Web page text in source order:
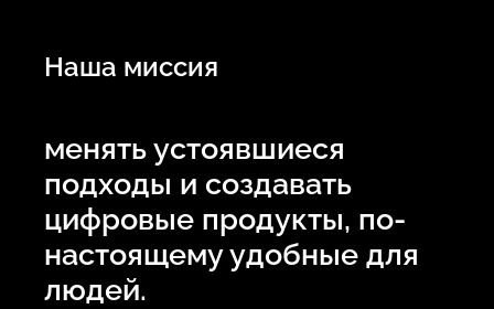
Наша миссия
менять устоявшиеся
подходы и создавать
цифровые продукты, по-
настоящему удобные для
людей.